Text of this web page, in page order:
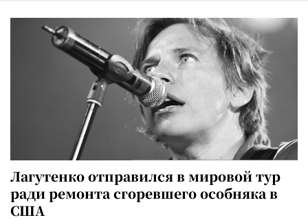
Лагутенко отправился в мировой тур
ради ремонта сгоревшего особняка в
США